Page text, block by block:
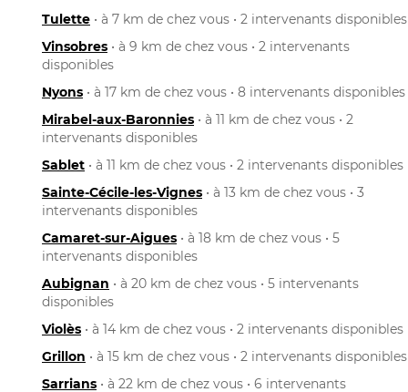
Tulette • à 7 km de chez vous • 2 intervenants disponibles
Vinsobres • à 9 km de chez vous • 2 intervenants
disponibles
Nyons • à 17 km de chez vous • 8 intervenants disponibles
Mirabel-aux-Baronnies • à 11 km de chez vous • 2
intervenants disponibles
Sablet • à 11 km de chez vous • 2 intervenants disponibles
Sainte-Cécile-les-Vignes • à 13 km de chez vous • 3
intervenants disponibles
Camaret-sur-Aigues • à 18 km de chez vous • 5
intervenants disponibles
Aubignan • à 20 km de chez vous • 5 intervenants
disponibles
Violès • à 14 km de chez vous • 2 intervenants disponibles
Grillon • à 15 km de chez vous • 2 intervenants disponibles
Sarrians • à 22 km de chez vous • 6 intervenants